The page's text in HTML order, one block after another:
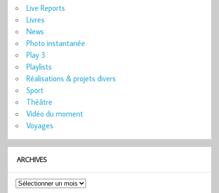
Live Reports
Livres
News
Photo instantanée
Play 3
Playlists
Réalisations & projets divers
Sport
Théâtre
Vidéo du moment
Voyages
ARCHIVES
Archives